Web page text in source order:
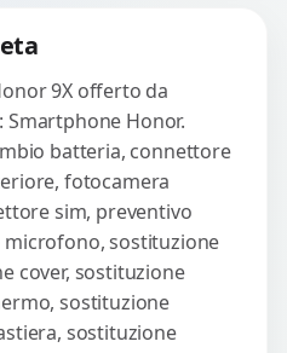
9X offerto da
Smartphone Honor.
batteria, connettore
fotocamera
sim, preventivo
sostituzione
cover, sostituzione
sostituzione
sostituzione